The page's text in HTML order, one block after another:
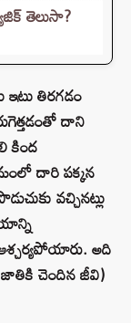
తెలుసా?
తిరగడం
దాని
కింద
దారి పక్కన
వచ్చినట్లు
అది
చెందిన జీవి)